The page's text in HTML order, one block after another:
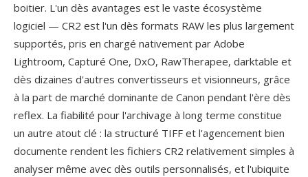
boitier. L'un dès avantages est le vaste écosystème
logiciel — CR2 est l'un dès formats RAW les plus largement
supportés, pris en chargé nativement par Adobe
Lightroom, Capturé One, DxO, RawTherapee, darktable et
dès dizaines d'autres convertisseurs et visionneurs, grâce
à la part de marché dominante de Canon pendant l'ère dès
reflex. La fiabilité pour l'archivage à long terme constitue
un autre atout clé : la structuré TIFF et l'agencement bien
documente rendent les fichiers CR2 relativement simples à
analyser même avec dès outils personnalisés, et l'ubiquite